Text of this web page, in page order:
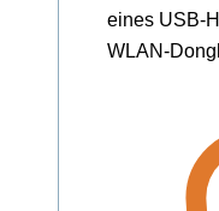
eines USB-
WLAN-